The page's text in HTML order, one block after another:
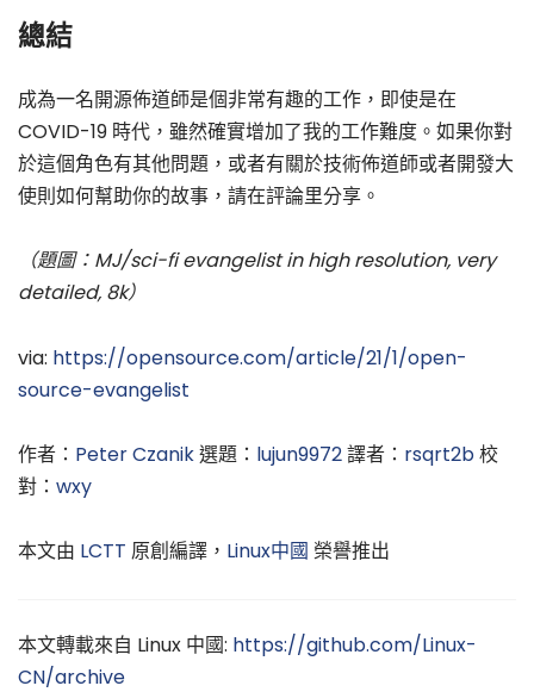
總結
成為一名開源佈道師是個非常有趣的工作，即使是在
COVID-19 時代，雖然確實增加了我的工作難度。如果你對
於這個角色有其他問題，或者有關於技術佈道師或者開發大
使則如何幫助你的故事，請在評論里分享。
（題圖：MJ/sci-fi evangelist in high resolution, very
detailed, 8k）
via: https://opensource.com/article/21/1/open-
source-evangelist
作者： Peter Czanik選題： lujun9972譯者： rsqrt2b校
對： wxy
本文由 LCTT 原創編譯， Linux中國 榮譽推出
本文轉載來自 Linux 中國: https://github.com/Linux-
CN/archive